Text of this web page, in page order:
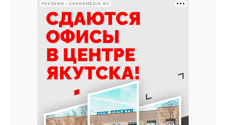
РЕКЛАМА • SAKHAMEDIA.RU